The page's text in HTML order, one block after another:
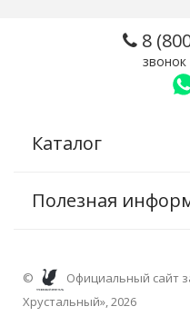
8
Каталог
Полезная
©
Официальный сайт
Хрустальный», 2026